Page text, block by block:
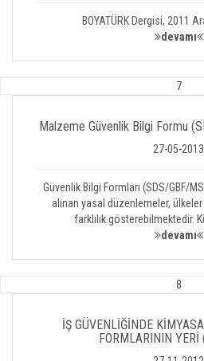
BOYATÜRK Dergisi, 2011
devamı
7
Malzeme Güvenlik Bilgi Formu
27-05-2013
Güvenlik Bilgi Formları (SDS/GBF/
alınan yasal düzenlemeler,
farklılık gösterebilmektedir.
devamı
8
İŞ GÜVENLİĞİNDE
FORMLARININ